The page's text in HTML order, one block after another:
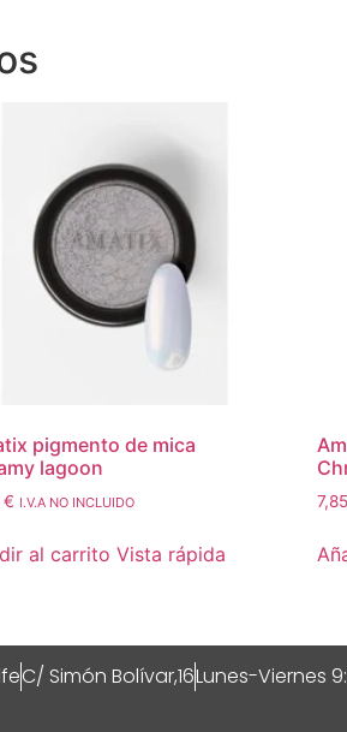
pigmento de mica
lagoon
€ I.V.A NO INCLUIDO
al carrito Vista rápida
C/ Simón Bolívar,16Lunes-Viernes